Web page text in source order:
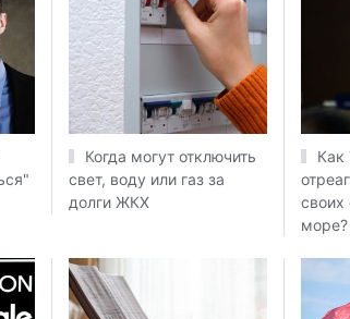
Когда могут отключить
свет, воду или газ за
долги ЖКХ
Как
своих
море?